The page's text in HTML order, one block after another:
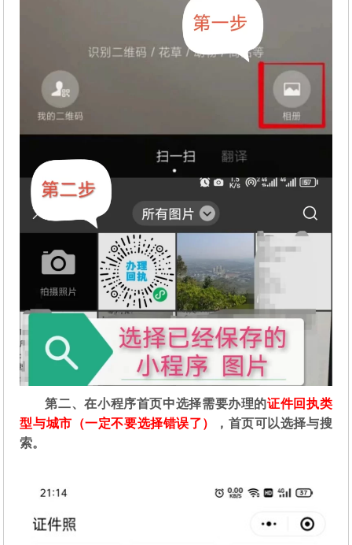
第二、在小程序首页中选择需要办理的证件回执类
型与城市（一定不要选择错误了）
，首页可以选择与搜
索。